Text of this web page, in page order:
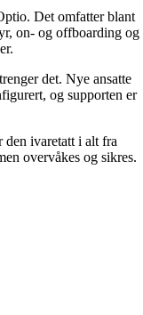
Det omfatter blant
on- og offboarding og
det. Nye ansatte
og supporten er
ivaretatt i alt fra
overvåkes og sikres.